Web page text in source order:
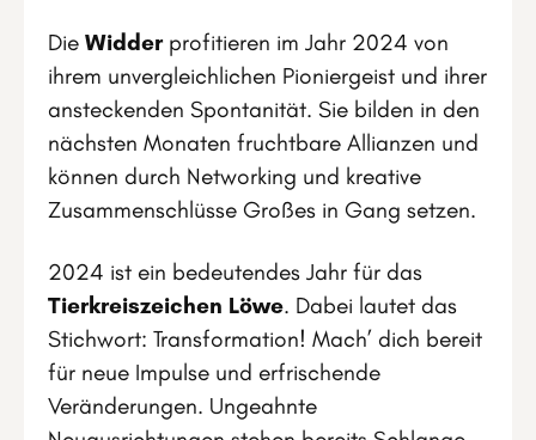
Die Widderprofitieren im Jahr 2024 von
ihrem unvergleichlichen Pioniergeist und ihrer
ansteckenden Spontanität. Sie bilden in den
nächsten Monaten fruchtbare Allianzen und
können durch Networking und kreative
Zusammenschlüsse Großes in Gang setzen.
2024 ist ein bedeutendes Jahr für das
Tierkreiszeichen Löwe. Dabei lautet das
Stichwort: Transformation! Mach’ dich bereit
für neue Impulse und erfrischende
Veränderungen. Ungeahnte